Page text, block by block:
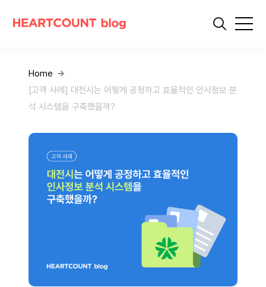
Home
[고객 사례] 대전시는 어떻게 공정하고 효율적인 인사정보 분
석 시스템을 구축했을까?